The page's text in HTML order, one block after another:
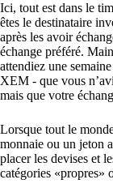
Ici, tout est dans le
êtes le destinataire
après les avoir
échange préféré.
attendiez une
XEM - que vous
mais que votre
Lorsque tout le
monnaie ou un jeton
placer les devises et
catégories «propres»